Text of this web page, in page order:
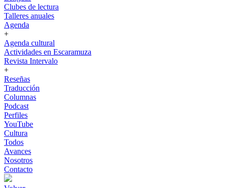
Clubes de lectura
Talleres anuales
Agenda
+
Agenda cultural
Actividades en Escaramuza
Revista Intervalo
+
Reseñas
Traducción
Columnas
Podcast
Perfiles
YouTube
Cultura
Todos
Avances
Nosotros
Contacto